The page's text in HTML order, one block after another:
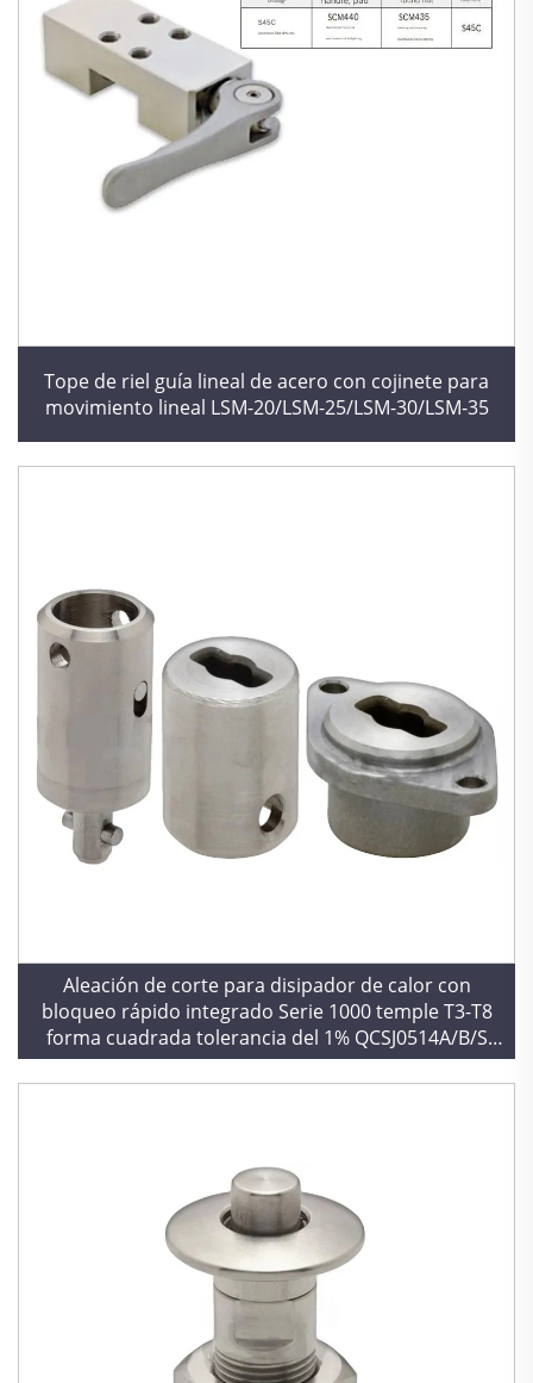
Tope de riel guía lineal de acero con cojinete para
movimiento lineal LSM-20/LSM-25/LSM-30/LSM-35
Aleación de corte para disipador de calor con
bloqueo rápido integrado Serie 1000 temple T3-T8
forma cuadrada tolerancia del 1% QCSJ0514A/B/S
QCSJS0822A/S